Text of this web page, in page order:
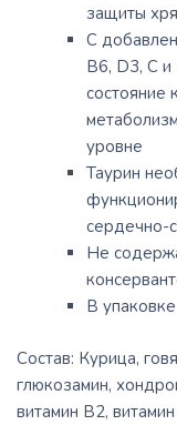
защиты
С
В6, D3, C и
состояние
уровне
Таурин
сердечно-
Не
В
Состав: Курица,
глюкозамин,
витамин В2,